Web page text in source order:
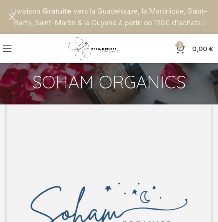
0 0,00 €
SOHAM ORGANICS
Livraison Gratuite vers la Guadeloupe, la Martinique, Saint-
Barth, Saint-Martin & la Guyane à partir de 120€ d'achats !